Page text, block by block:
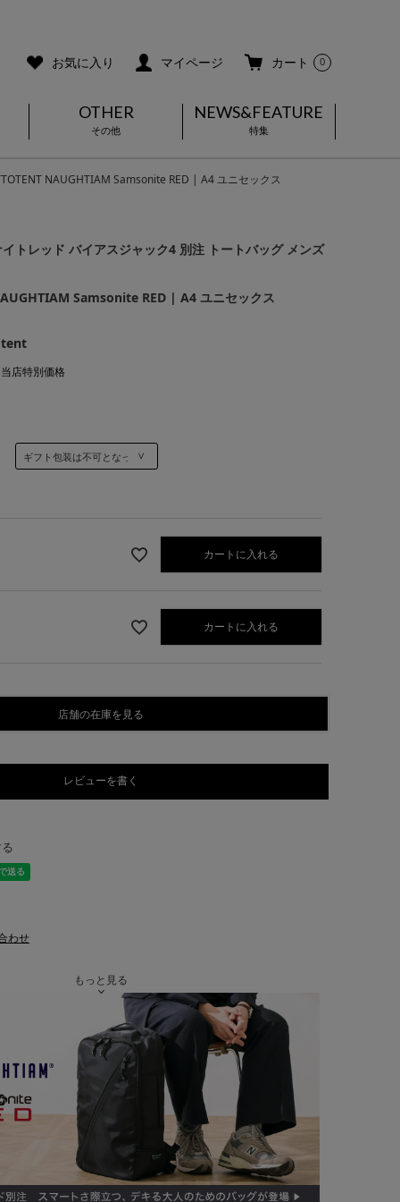
お気に入り マイページ カート 0
OTHER
その他
NEWS&FEATURE
特集
NAUGHTIAM Samsonite RED | A4 ユニセックス
トレッド バイアスジャック4 別注 トートバッグ メンズ
Samsonite RED | A4 ユニセックス
店特別価格
カートに入れる
カートに入れる
店舗の在庫を見る
レビューを書く
わせ
もっと見る